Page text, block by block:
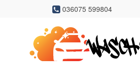
036075 599804